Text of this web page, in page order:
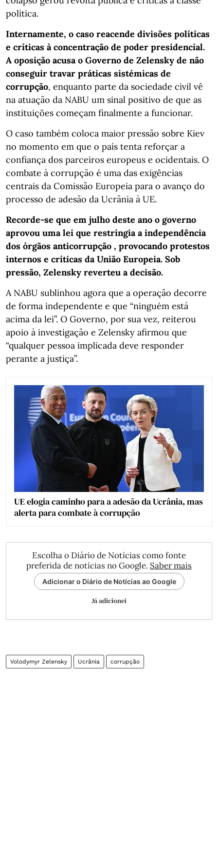
política.
Internamente, o caso reacende divisões políticas
e críticas à concentração de poder presidencial.
A oposição acusa o Governo de Zelensky de não
conseguir travar práticas sistémicas de
corrupção, enquanto parte da sociedade civil vê
na atuação da NABU um sinal positivo de que as
instituições começam finalmente a funcionar.
O caso também coloca maior pressão sobre Kiev
no momento em que o país tenta reforçar a
confiança dos parceiros europeus e ocidentais. O
combate à corrupção é uma das exigências
centrais da Comissão Europeia para o avanço do
processo de adesão da Ucrânia à UE.
Recorde-se que em julho deste ano o governo
aprovou uma lei que restringia a independência
dos órgãos anticorrupção , provocando protestos
internos e críticas da União Europeia. Sob
pressão, Zelensky reverteu a decisão.
A NABU sublinhou agora que a operação decorre
de forma independente e que “ninguém está
acima da lei”. O Governo, por sua vez, reiterou
apoio à investigação e Zelensky afirmou que
“qualquer pessoa implicada deve responder
perante a justiça”.
UE elogia caminho para a adesão da Ucrânia, mas
alerta para combate à corrupção
Escolha o Diário de Notícias como fonte
preferida de notícias no Google. Saber mais
Adicionar o Diário de Notícias ao Google
Já adicionei
Volodymyr Zelensky Ucrânia corrupção